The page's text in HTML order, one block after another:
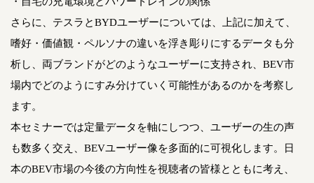
さらに、テスラとBYDユーザーについては、上記に加えて、
嗜好・価値観・ペルソナの違いを浮き彫りにするデータも分
析し、両ブランドがどのようなユーザーに支持され、BEV市
場内でどのようにすみ分けていく可能性があるのかを考察し
ます。
本セミナーでは定量データを軸にしつつ、ユーザーの生の声
も数多く交え、BEVユーザー像を多面的に可視化します。日
本のBEV市場の今後の方向性を視聴者の皆様とともに考え、